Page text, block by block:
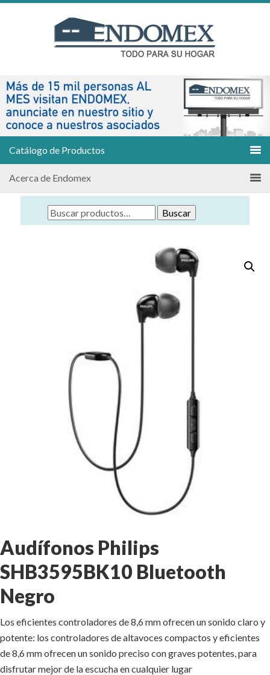
Catálogo de Productos
Acerca de Endomex
Buscar
Audífonos Philips
SHB3595BK10 Bluetooth
Negro
Los eficientes controladores de 8,6 mm ofrecen un sonido claro y
potente: los controladores de altavoces compactos y eficientes
de 8,6 mm ofrecen un sonido preciso con graves potentes, para
disfrutar mejor de la escucha en cualquier lugar